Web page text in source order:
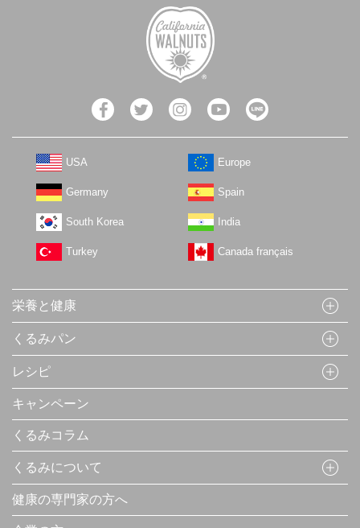
USA Europe
Germany Spain
South Korea India
Turkey Canada français
栄養と健康
くるみパン
レシピ
キャンペーン
くるみコラム
くるみについて
健康の専門家の方へ